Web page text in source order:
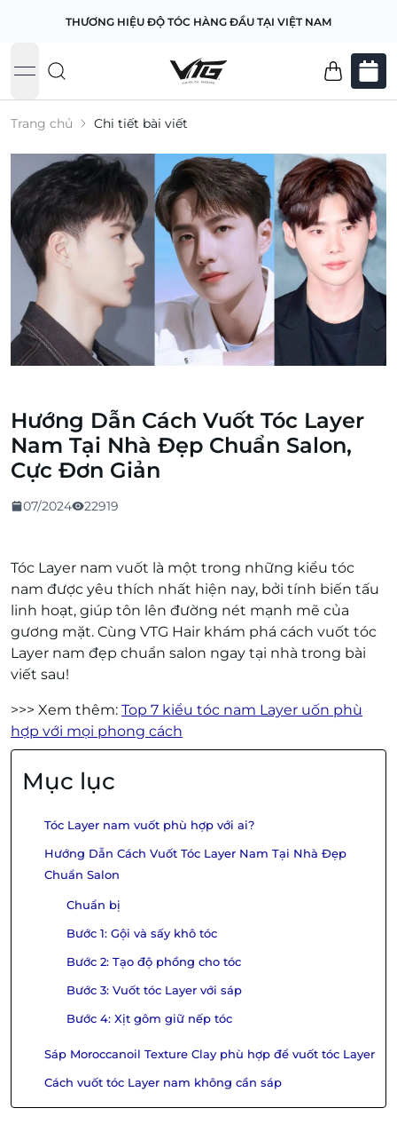
THƯƠNG HIỆU ĐỘ TÓC HÀNG ĐẦU TẠI VIỆT NAM
open navigation menu
Trang chủ Chi tiết bài viết
Hướng Dẫn Cách Vuốt Tóc Layer
Nam Tại Nhà Đẹp Chuẩn Salon,
Cực Đơn Giản
07/2024 22919
Tóc Layer nam vuốt là một trong những kiểu tóc
nam được yêu thích nhất hiện nay, bởi tính biến tấu
linh hoạt, giúp tôn lên đường nét mạnh mẽ của
gương mặt. Cùng VTG Hair khám phá cách vuốt tóc
Layer nam đẹp chuẩn salon ngay tại nhà trong bài
viết sau!
>>> Xem thêm: Top 7 kiểu tóc nam Layer uốn phù
hợp với mọi phong cách
Mục lục
Tóc Layer nam vuốt phù hợp với ai?
Hướng Dẫn Cách Vuốt Tóc Layer Nam Tại Nhà Đẹp
Chuẩn Salon
Chuẩn bị
Bước 1: Gội và sấy khô tóc
Bước 2: Tạo độ phồng cho tóc
Bước 3: Vuốt tóc Layer với sáp
Bước 4: Xịt gôm giữ nếp tóc
Sáp Moroccanoil Texture Clay phù hợp để vuốt tóc Layer
Cách vuốt tóc Layer nam không cần sáp